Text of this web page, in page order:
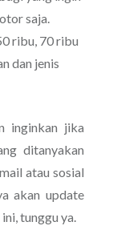
saja.
ribu, 70 ribu
dan jenis
inginkan jika
ditanyakan
atau sosial
akan update
tunggu ya.